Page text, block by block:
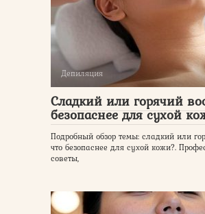
Депиляция
Сладкий или горячий
безопаснее для сухой
Подробный обзор темы: сладкий или
что безопаснее для сухой кожи?.
советы,